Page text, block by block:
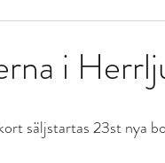
i
säljstartas 23st nya